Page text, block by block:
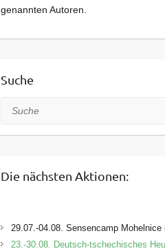
genannten Autoren.
Suche
Suche
Die nächsten Aktionen:
29.07.-04.08. Sensencamp Mohelnice
23.-30.08. Deutsch-tschechisches